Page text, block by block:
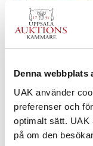
Denna webbplats
UAK använder
preferenser och
optimalt sätt. UAK
på om den
TILL
Internationell